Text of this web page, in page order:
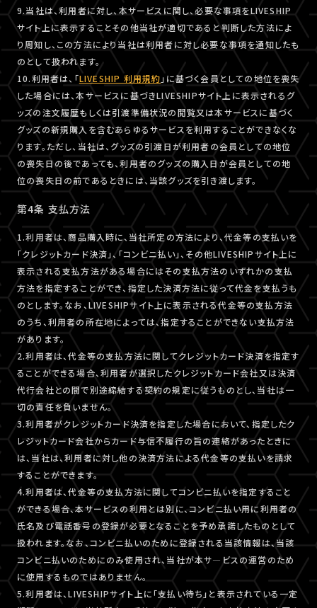
9.当社は、利用者に対し、本サービスに関し、必要な事項をLIVESHIP
サイト上に表示することその他当社が適切であると判断した方法によ
り周知し、この方法により当社は利用者に対し必要な事項を通知したも
のとして扱われます。
10.利用者は、「LIVESHIP 利用規約 」に基づく会員としての地位を喪失
した場合には、本サービスに基づきLIVESHIPサイト上に表示されるグ
ッズの注文履歴もしくは引渡準備状況の閲覧又は本サービスに基づく
グッズの新規購入を含むあらゆるサービスを利用することができなくな
ります。ただし、当社は、グッズの引渡日が利用者の会員としての地位
の喪失日の後であっても、利用者のグッズの購入日が会員としての地
位の喪失日の前であるときには、当該グッズを引き渡します。
第4条 支払方法
1.利用者は、商品購入時に、当社所定の方法により、代金等の支払いを
「クレジットカード決済」、「コンビニ払い」、その他LIVESHIPサイト上に
表示される支払方法がある場合にはその支払方法のいずれかの支払
方法を指定することができ、指定した決済方法に従って代金を支払うも
のとします。なお、LIVESHIPサイト上に表示される代金等の支払方法
のうち、利用者の所在地によっては、指定することができない支払方法
があります。
2.利用者は、代金等の支払方法に関してクレジットカード決済を指定す
ることができる場合、利用者が選択したクレジットカード会社又は決済
代行会社との間で別途締結する契約の規定に従うものとし、当社は一
切の責任を負いません。
3.利用者がクレジットカード決済を指定した場合において、指定したク
レジットカード会社からカード与信不履行の旨の連絡があったときに
は、当社は、利用者に対し他の決済方法による代金等の支払いを請求
することができます。
4.利用者は、代金等の支払方法に関してコンビニ払いを指定すること
ができる場合、本サービスの利用とは別に、コンビニ払い用に利用者の
氏名及び電話番号の登録が必要となることを予め承諾したものとして
扱われます。なお、コンビニ払いのために登録される当該情報は、当該
コンビニ払いのためにのみ使用され、当社が本サ―ビスの運営のため
に使用するものではありません。
5.利用者は、LIVESHIPサイト上に「支払い待ち」と表示されている一定